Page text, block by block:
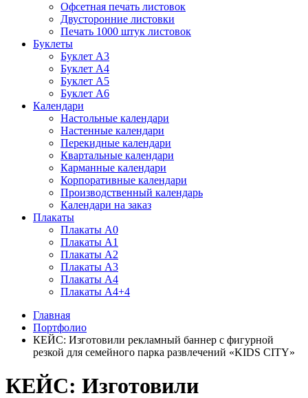
Офсетная печать листовок
Двусторонние листовки
Печать 1000 штук листовок
Буклеты
Буклет А3
Буклет А4
Буклет А5
Буклет А6
Календари
Настольные календари
Настенные календари
Перекидные календари
Квартальные календари
Карманные календари
Корпоративные календари
Производственный календарь
Календари на заказ
Плакаты
Плакаты А0
Плакаты А1
Плакаты А2
Плакаты А3
Плакаты А4
Плакаты А4+4
Главная
Портфолио
КЕЙС: Изготовили рекламный баннер с фигурной
резкой для семейного парка развлечений «KIDS CITY»
КЕЙС: Изготовили